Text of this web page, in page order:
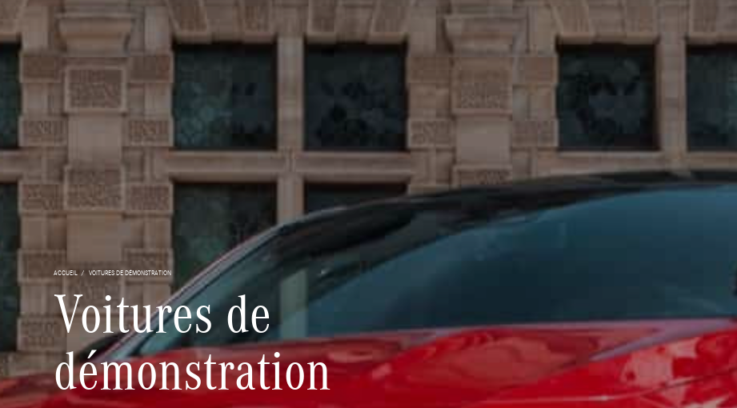
ACCUEIL VOITURES DE DÉMONSTRATION
Voitures de
démonstration